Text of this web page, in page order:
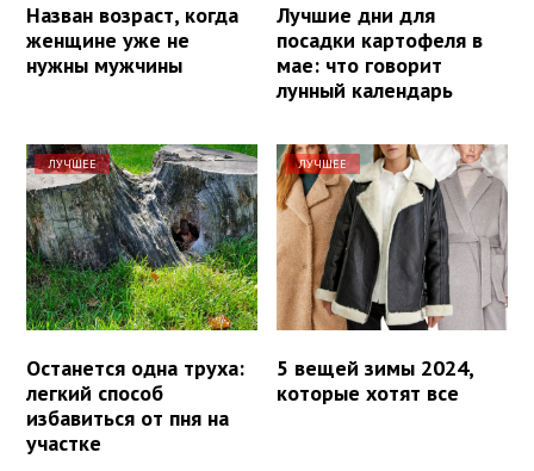
Назван возраст, когда
женщине уже не
нужны мужчины
Лучшие дни для
посадки картофеля в
мае: что говорит
лунный календарь
ЛУЧШЕЕ
Останется одна труха:
легкий способ
избавиться от пня на
участке
ЛУЧШЕЕ
5 вещей зимы 2024,
которые хотят все